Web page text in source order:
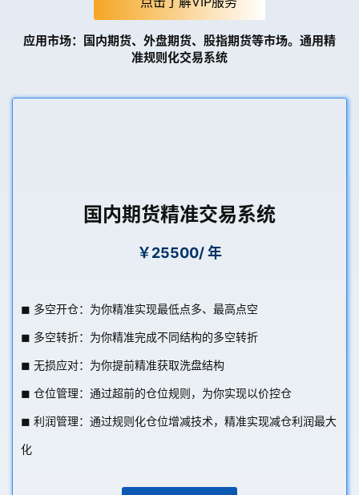
应用市场：国内期货、外盘期货、股指期货等市场。通用精
准规则化交易系统
国内期货精准交易系统
￥25500/ 年
◼ 多空开仓：为你精准实现最低点多、最高点空
◼ 多空转折：为你精准完成不同结构的多空转折
◼ 无损应对：为你提前精准获取洗盘结构
◼ 仓位管理：通过超前的仓位规则，为你实现以价控仓
◼ 利润管理：通过规则化仓位增减技术，精准实现减仓利润最大
化